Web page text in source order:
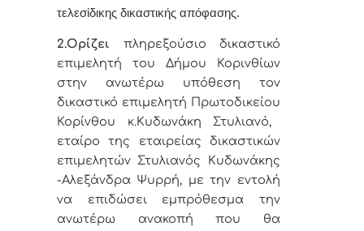
τελεσίδικης δικαστικής απόφασης.
2.Ορίζει
πληρεξούσιο δικαστικό
επιμελητή
του Δήμου Κορινθίων
στην ανωτέρω υπόθεση τον
δικαστικό επιμελητή Πρωτοδικείου
Κορίνθου κ.Κυδωνάκη
Στυλιανό,
εταίρο
της εταιρείας δικαστικών
επιμελητών Στυλιανός Κυδωνάκης
-Αλεξάνδρα Ψυρρή, με την εντολή
να επιδώσει εμπρόθεσμα την
ανωτέρω ανακοπή που θα